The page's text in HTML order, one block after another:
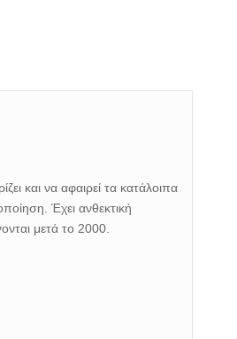
και να αφαιρεί τα κατάλοιπα
. Έχει ανθεκτική
μετά το 2000.